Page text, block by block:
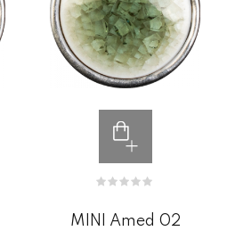
MINI Amed 02